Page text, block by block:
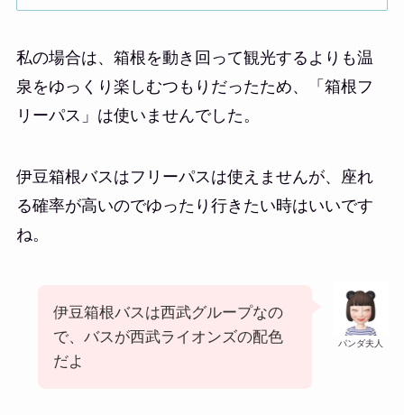
私の場合は、箱根を動き回って観光するよりも温
泉をゆっくり楽しむつもりだったため、「箱根フ
リーパス」は使いませんでした。
伊豆箱根バスはフリーパスは使えませんが、座れ
る確率が高いのでゆったり行きたい時はいいです
ね。
パンダ夫人
伊豆箱根バスは西武グループなの
で、バスが西武ライオンズの配色
だよ